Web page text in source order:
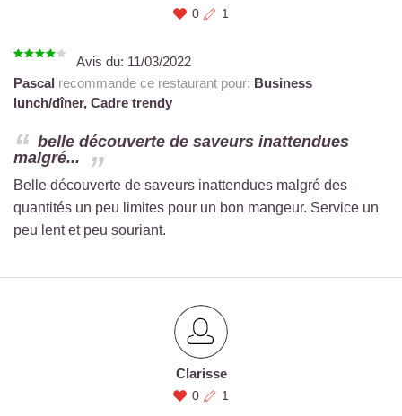
0 1
Avis du: 11/03/2022
Pascal recommande ce restaurant pour: Business
lunch/dîner, Cadre trendy
belle découverte de saveurs inattendues
malgré...
Belle découverte de saveurs inattendues malgré des
quantités un peu limites pour un bon mangeur. Service un
peu lent et peu souriant.
Clarisse
0 1